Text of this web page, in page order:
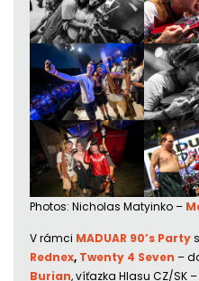
Photos: Nicholas Matyinko –
V rámci MADUAR 90’s Party
Rednex, Twenty 4 Seven –
Burian, víťazka Hlasu CZ/SK –